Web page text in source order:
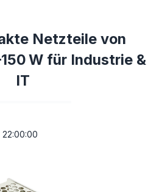
Netzteile von
W für Industrie &
IT
22:00:00